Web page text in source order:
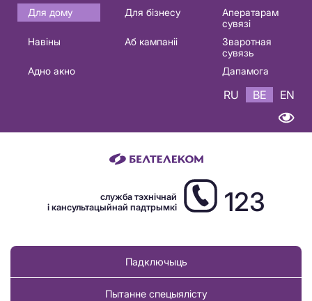
Основная
навигация
Для дому Для бізнесу
Аператарам
сувязі
Навіны
Аб кампаніі
Зваротная
сувязь
Адно акно
Дапамога
RU BE EN
служба тэхнічнай
і кансультацыйнай падтрымкі
123
Падключыць
Пытанне спецыялісту